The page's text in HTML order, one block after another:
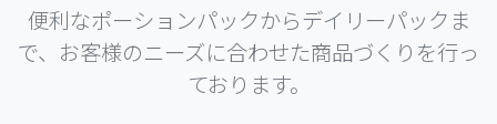
便利なポーションパックからデイリーパックま
で、お客様のニーズに合わせた商品づくりを行っ
ております。